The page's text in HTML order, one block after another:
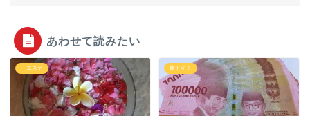
あわせて読みたい
－エステ 旅ドキ！